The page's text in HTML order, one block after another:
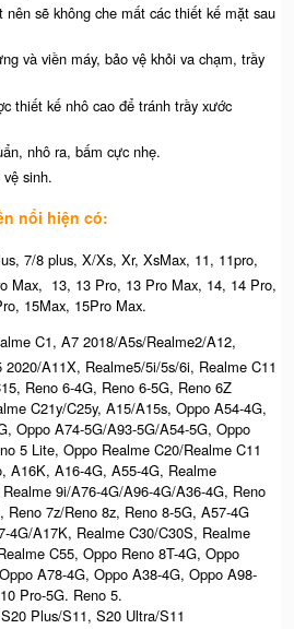
sẽ không che mất các thiết kế mặt sau
và viền máy, bảo vệ khỏi va chạm, trầy
thiết kế nhô cao để tránh trầy xước
nhô ra, bấm cực nhẹ.
sinh.
nổi hiện có:
7/8 plus, X/Xs, Xr, XsMax, 11, 11pro,
Max, 13, 13 Pro, 13 Pro Max, 14, 14 Pro,
15Max, 15Pro Max.
C1, A7 2018/A5s/Realme2/A12,
A11X, Realme5/5i/5s/6i, Realme C11
Reno 6-4G, Reno 6-5G, Reno 6Z
C21y/C25y, A15/A15s, Oppo A54-4G,
Oppo A74-5G/A93-5G/A54-5G, Oppo
5 Lite, Oppo Realme C20/Realme C11
A16K, A16-4G, A55-4G, Realme
9i/A76-4G/A96-4G/A36-4G, Reno
Reno 7z/Reno 8z, Reno 8-5G, A57-4G
4G/A17K, Realme C30/C30S, Realme
C55, Oppo Reno 8T-4G, Oppo
A78-4G, Oppo A38-4G, Oppo A98-
Pro-5G.​ Reno 5.
Plus/S11, S20 Ultra/S11